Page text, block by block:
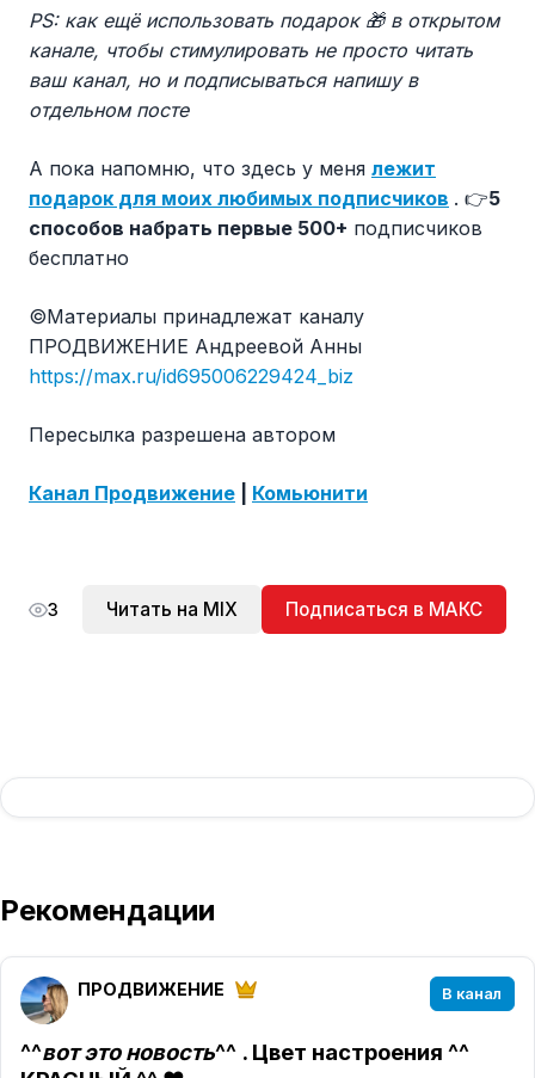
PS: как ещё использовать подарок 🎁в открытом
канале, чтобы стимулировать не просто читать
ваш канал, но и подписываться напишу в
отдельном посте
А пока напомню, что здесь у меня лежит
подарок для моих любимых подписчиков . 👉5
способов набрать первые 500+ подписчиков
бесплатно
©️Материалы принадлежат каналу
ПРОДВИЖЕНИЕ Андреевой Анны
https://max.ru/id695006229424_biz
Пересылка разрешена автором
Канал Продвижение Комьюнити
3 Читать на MIX Подписаться в МАКС
Рекомендации
ПРОДВИЖЕНИЕ В канал
^^вот это новость^^ . Цвет настроения ^^